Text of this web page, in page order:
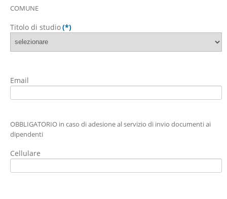
COMUNE
Titolo di studio(*)
Email
OBBLIGATORIO in caso di adesione al servizio di invio documenti ai
dipendenti
Cellulare